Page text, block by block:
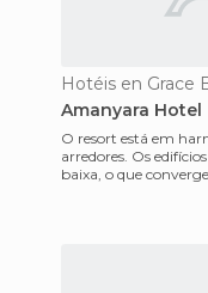
Hotéis en Grace
Amanyara Hotel
O resort está em
arredores. Os
baixa, o que